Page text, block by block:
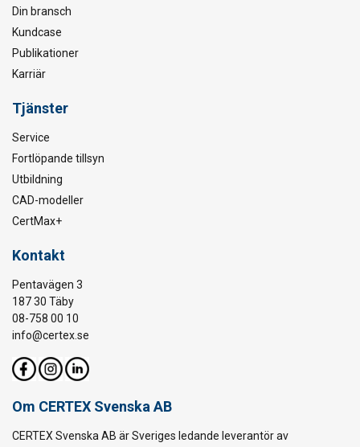
Din bransch
Kundcase
Publikationer
Karriär
Tjänster
Service
Fortlöpande tillsyn
Utbildning
CAD-modeller
CertMax+
Kontakt
Pentavägen 3
187 30 Täby
08-758 00 10
info@certex.se
Om CERTEX Svenska AB
CERTEX Svenska AB är Sveriges ledande leverantör av